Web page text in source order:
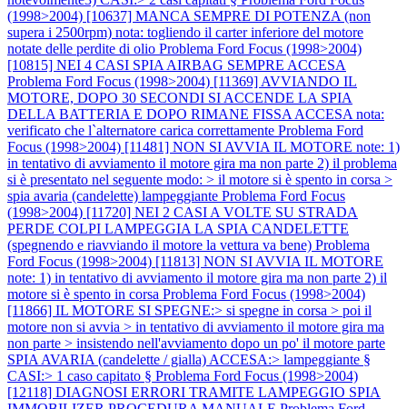
(1998>2004) [10637] MANCA SEMPRE DI POTENZA (non
supera i 2500rpm) nota: togliendo il carter inferiore del motore
notate delle perdite di olio Problema Ford Focus (1998>2004)
[10815] NEI 4 CASI SPIA AIRBAG SEMPRE ACCESA
Problema Ford Focus (1998>2004) [11369] AVVIANDO IL
MOTORE, DOPO 30 SECONDI SI ACCENDE LA SPIA
DELLA BATTERIA E DOPO RIMANE FISSA ACCESA nota:
verificato che l`alternatore carica correttamente Problema Ford
Focus (1998>2004) [11481] NON SI AVVIA IL MOTORE note: 1)
in tentativo di avviamento il motore gira ma non parte 2) il problema
si è presentato nel seguente modo: > il motore si è spento in corsa >
spia avaria (candelette) lampeggiante Problema Ford Focus
(1998>2004) [11720] NEI 2 CASI A VOLTE SU STRADA
PERDE COLPI LAMPEGGIA LA SPIA CANDELETTE
(spegnendo e riavviando il motore la vettura va bene) Problema
Ford Focus (1998>2004) [11813] NON SI AVVIA IL MOTORE
note: 1) in tentativo di avviamento il motore gira ma non parte 2) il
motore si è spento in corsa Problema Ford Focus (1998>2004)
[11866] IL MOTORE SI SPEGNE:> si spegne in corsa > poi il
motore non si avvia > in tentativo di avviamento il motore gira ma
non parte > insistendo nell'avviamento dopo un po' il motore parte
SPIA AVARIA (candelette / gialla) ACCESA:> lampeggiante §
CASI:> 1 caso capitato § Problema Ford Focus (1998>2004)
[12118] DIAGNOSI ERRORI TRAMITE LAMPEGGIO SPIA